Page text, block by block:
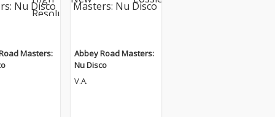
Masters:
Abbey Road Masters:
Nu Disco
V.A.